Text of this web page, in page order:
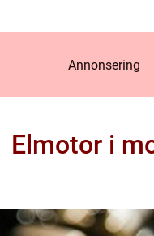
Annonsering
Elmotor i